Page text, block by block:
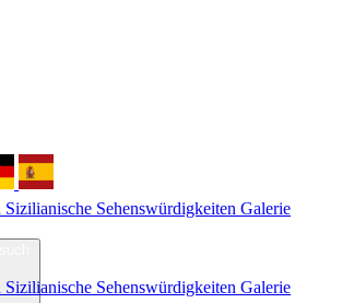
Sizilianische Sehenswürdigkeiten Galerie
Sizilianische Sehenswürdigkeiten Galerie